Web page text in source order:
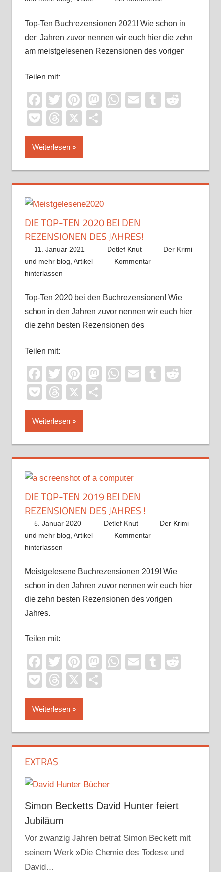
Top-Ten Buchrezensionen 2021! Wie schon in
den Jahren zuvor nennen wir euch hier die zehn
am meistgelesenen Rezensionen des vorigen
Teilen mit:
Facebook
TwitterPinterest
Mastodon
WhatsApp
EmailTumblr
PocketThreads
X
Weiterlesen
DIE TOP-TEN 2020 BEI DEN
REZENSIONEN DES JAHRES!
11. Januar 2021 Detlef Knut
Der Krimi
und mehr blog Artikel
Kommentar
hinterlassen
Top-Ten 2020 bei den Buchrezensionen! Wie
schon in den Jahren zuvor nennen wir euch hier
die zehn besten Rezensionen des
Teilen mit:
Facebook
TwitterPinterest
Mastodon
WhatsApp
EmailTumblr
PocketThreads
X
Weiterlesen
DIE TOP-TEN 2019 BEI DEN
REZENSIONEN DES JAHRES !
5. Januar 2020 Detlef Knut
Der Krimi
und mehr blog Artikel
Kommentar
hinterlassen
Meistgelesene Buchrezensionen 2019! Wie
schon in den Jahren zuvor nennen wir euch hier
die zehn besten Rezensionen des vorigen
Jahres.
Teilen mit:
Facebook
TwitterPinterest
Mastodon
WhatsApp
EmailTumblr
PocketThreads
X
Weiterlesen
EXTRAS
Simon Becketts David Hunter feiert
Jubiläum
Vor zwanzig Jahren betrat Simon Beckett mit
seinem Werk »Die Chemie des Todes« und
David…